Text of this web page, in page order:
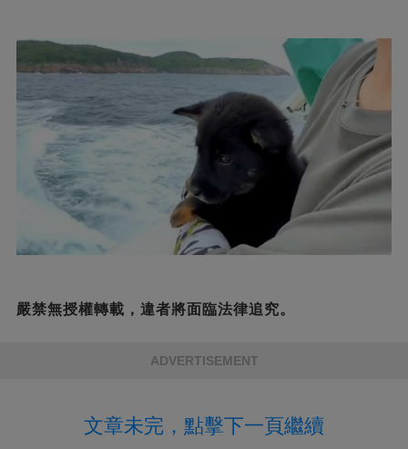
嚴禁無授權轉載，違者將面臨法律追究。
ADVERTISEMENT
文章未完，點擊下一頁繼續